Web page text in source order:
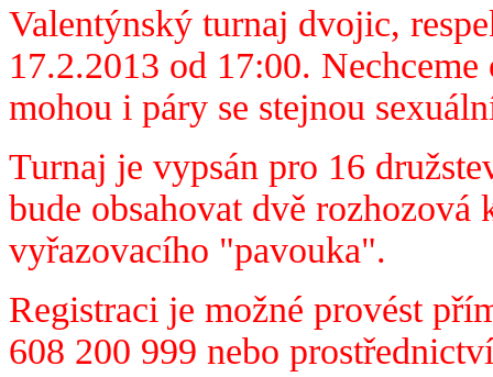
Valentýnský turnaj dvojic,
17.2.2013 od 17:00.
mohou i páry se stejnou
Turnaj je vypsán pro 16
bude obsahovat dvě rozhozová
vyřazovacího "pavouka".
Registraci je možné provést
608 200 999 nebo